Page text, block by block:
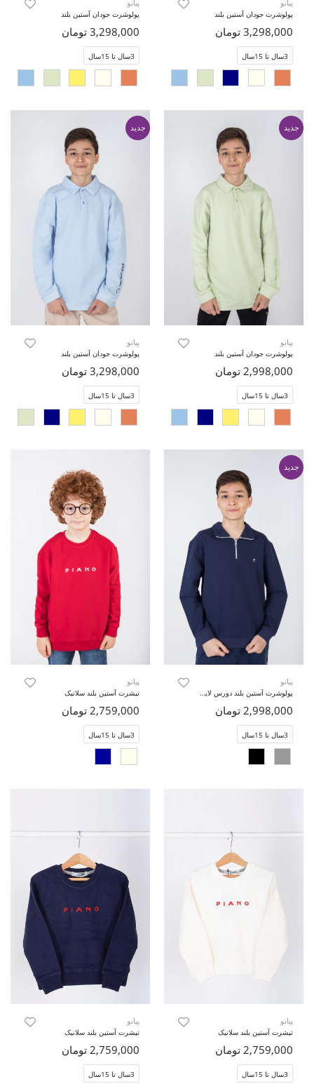
پیانو
پولوشرت جودان آستین بلند
3,298,000 تومان
3سال تا 15سال
پیانو
پولوشرت جودان آستین بلند
3,298,000 تومان
3سال تا 15سال
جدید
پیانو
پولوشرت جودان آستین بلند
2,998,000 تومان
3سال تا 15سال
جدید
پیانو
پولوشرت جودان آستین بلند
3,298,000 تومان
3سال تا 15سال
جدید
پیانو
پولوشرت آستین بلند دورس لایکرا (ست با کد 11434)
2,998,000 تومان
3سال تا 15سال
پیانو
تیشرت آستین بلند سلانیک
2,759,000 تومان
3سال تا 15سال
پیانو
تیشرت آستین بلند سلانیک
2,759,000 تومان
3سال تا 15سال
پیانو
تیشرت آستین بلند سلانیک
2,759,000 تومان
3سال تا 15سال